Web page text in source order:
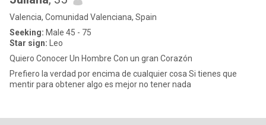
Valencia, Comunidad Valenciana, Spain
Seeking: Male 45 - 75
Star sign: Leo
Quiero Conocer Un Hombre Con un gran Corazón
Prefiero la verdad por encima de cualquier cosa Si tienes que
mentir para obtener algo es mejor no tener nada